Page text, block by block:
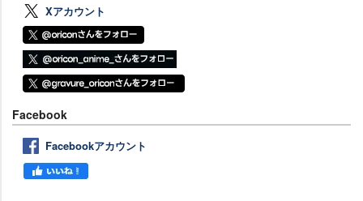
Xアカウント
Facebook
Facebookアカウント